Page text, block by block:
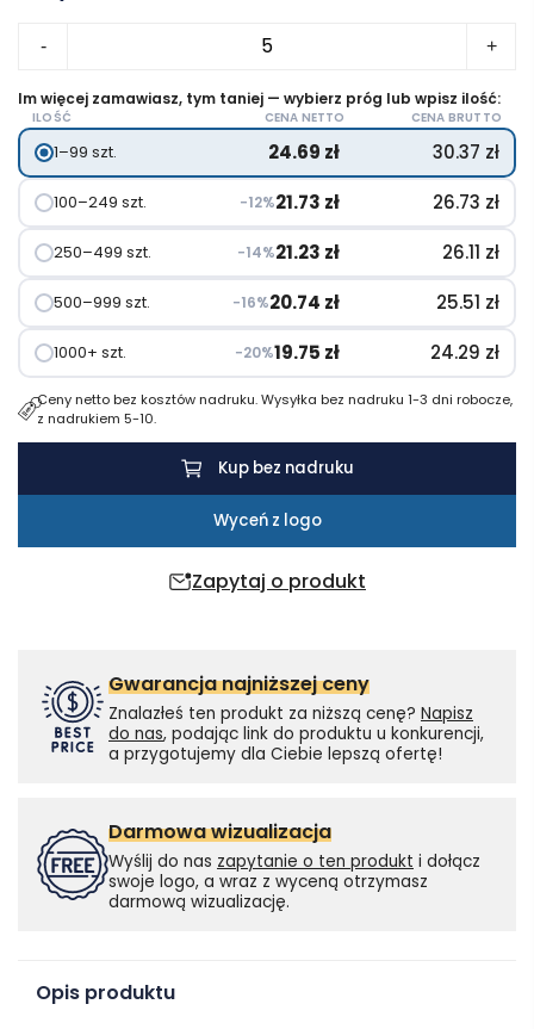
-
mysz
komputerowa
ze
słomy
pszenicznej
+
Zapytaj o produkt
Im więcej zamawiasz, tym taniej — wybierz próg lub wpisz ilość:
ILOŚĆ CENA NETTO CENA BRUTTO
1–99 szt. 24.69 zł 30.37 zł
100–249 szt. −12%21.73 zł 26.73 zł
250–499 szt. −14%21.23 zł 26.11 zł
500–999 szt. −16%20.74 zł 25.51 zł
1000+ szt. −20%19.75 zł 24.29 zł
Ceny netto bez kosztów nadruku. Wysyłka bez nadruku 1-3 dni robocze,
z nadrukiem 5-10.
Kup bez nadruku
Wyceń z logo
Gwarancja najniższej ceny
Znalazłeś ten produkt za niższą cenę? Napisz
do nas, podając link do produktu u konkurencji,
a przygotujemy dla Ciebie lepszą ofertę!
Darmowa wizualizacja
Wyślij do nas zapytanie o ten produkt i dołącz
swoje logo, a wraz z wyceną otrzymasz
darmową wizualizację.
Opis produktu